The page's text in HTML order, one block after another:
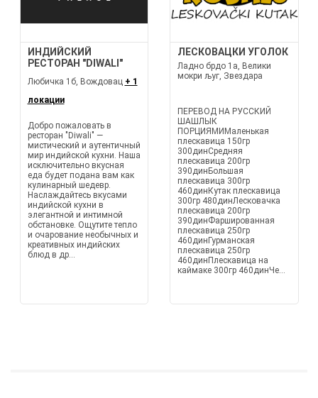
ИНДИЙСКИЙ
РЕСТОРАН "DIWALI"
Любичка 1б, Вождовац + 1
локации
Добро пожаловать в
ресторан "Diwali" —
мистический и аутентичный
мир индийской кухни. Наша
исключительно вкусная
еда будет подана вам как
кулинарный шедевр.
Наслаждайтесь вкусами
индийской кухни в
элегантной и интимной
обстановке. Ощутите тепло
и очарование необычных и
креативных индийских
блюд в др...
ЛЕСКОВАЦКИ УГОЛОК
Ладно брдо 1а, Велики
мокри љуг, Звездара
ПЕРЕВОД НА РУССКИЙ
ШАШЛЫК
ПОРЦИЯМИМаленькая
плескавица 150гр
300динСредняя
плескавица 200гр
390динБольшая
плескавица 300гр
460динКутак плескавица
300гр 480динЛесковачка
плескавица 200гр
390динФаршированная
плескавица 250гр
460динГурманская
плескавица 250гр
460динПлескавица на
каймаке 300гр 460динЧе...